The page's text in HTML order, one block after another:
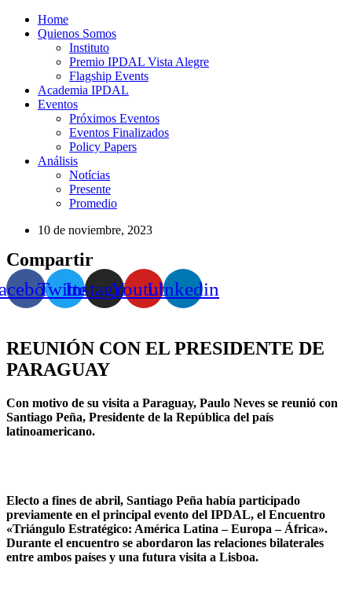
Home
Quienos Somos
Instituto
Premio IPDAL Vista Alegre
Flagship Events
Academia IPDAL
Eventos
Próximos Eventos
Eventos Finalizados
Policy Papers
Análisis
Notícias
Presente
Promedio
10 de noviembre, 2023
Compartir
TwitterInstagramYoutubeLinkedin
REUNIÓN CON EL PRESIDENTE DE
PARAGUAY
Con motivo de su visita a Paraguay, Paulo Neves se reunió con
Santiago Peña, Presidente de la República del país
latinoamericano.
Electo a fines de abril, Santiago Peña había participado
previamente en el principal evento del IPDAL, el Encuentro
«Triángulo Estratégico: América Latina – Europa – África».
Durante el encuentro se abordaron las relaciones bilaterales
entre ambos países y una futura visita a Lisboa.